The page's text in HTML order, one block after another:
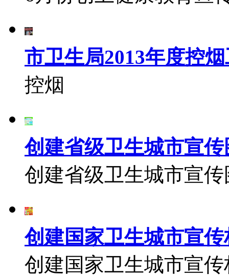
市卫生局2013年度控
控烟
创建省级卫生城市宣传
创建省级卫生城市宣
创建国家卫生城市宣传
创建国家卫生城市宣